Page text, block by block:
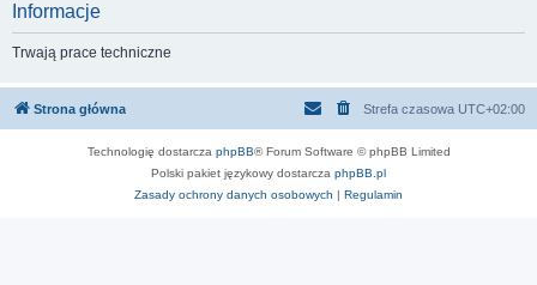
Informacje
Trwają prace techniczne
Strona główna Strefa czasowa UTC+02:00
Technologię dostarcza phpBB® Forum Software © phpBB Limited
Polski pakiet językowy dostarcza phpBB.pl
Zasady ochrony danych osobowych | Regulamin